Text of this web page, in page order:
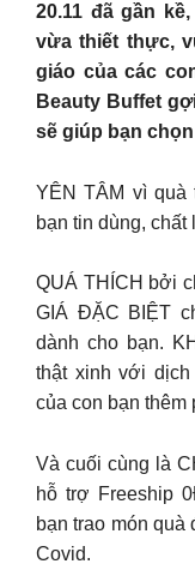
20.11 đã gần
vừa thiết thực,
giáo của các
Beauty Buffet
sẽ giúp bạn
YÊN TÂM vì quà
bạn tin dùng,
QUÁ THÍCH bởi
GIÁ ĐẶC BIỆT
dành cho bạn.
thật xinh với
của con bạn thêm
Và cuối cùng là
hỗ trợ Freeship
bạn trao món quà
Covid.